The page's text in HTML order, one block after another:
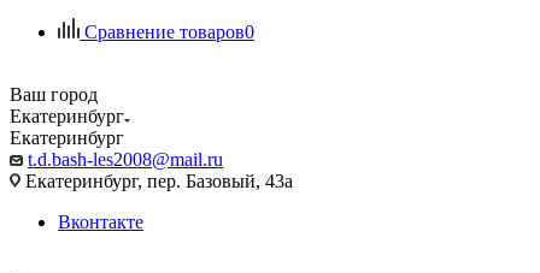
Сравнение товаров0
Ваш город
Екатеринбург
Екатеринбург
t.d.bash-les2008@mail.ru
Екатеринбург, пер. Базовый, 43а
Вконтакте